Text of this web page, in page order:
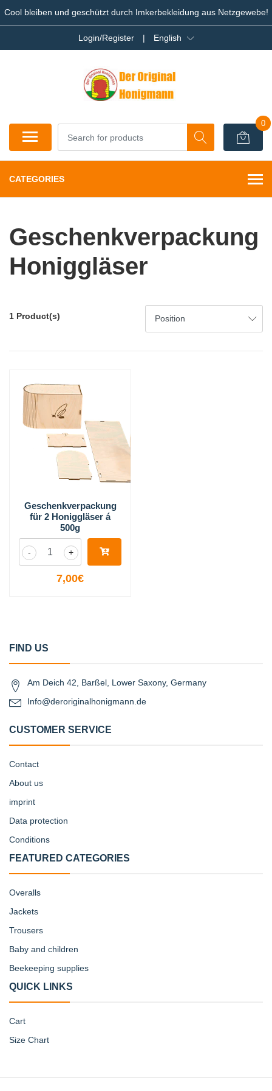
Cool bleiben und geschützt durch Imkerbekleidung aus Netzgewebe!
Login/Register | English
0
CATEGORIES
Geschenkverpackung
Honiggläser
1 Product(s)
Geschenkverpackung
für 2 Honiggläser á
500g
+
-
7,00€
FIND US
Am Deich 42, Barßel, Lower Saxony, Germany
Info@deroriginalhonigmann.de
CUSTOMER SERVICE
Contact
About us
imprint
Data protection
Conditions
FEATURED CATEGORIES
Overalls
Jackets
Trousers
Baby and children
Beekeeping supplies
QUICK LINKS
Cart
Size Chart